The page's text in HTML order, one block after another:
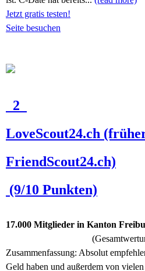
Jetzt gratis testen!
Seite besuchen
2
LoveScout24.ch
FriendScout24.ch)
(9/10 Punkten)
17.000 Mitglieder in Kanton
Zusammenfassung: Absolut
Geld haben und außerdem von